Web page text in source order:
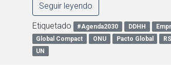
Seguir leyendo
Etiquetado #Agenda2030 DDHH
Global Compact
ONU Pacto Global
UN